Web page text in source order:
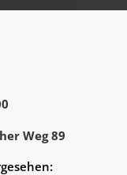
Weg 89